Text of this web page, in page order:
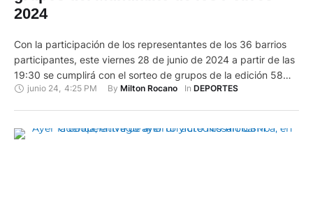
2024
Con la participación de los representantes de los 36 barrios
participantes, este viernes 28 de junio de 2024 a partir de las
19:30 se cumplirá con el sorteo de grupos de la edición 58
del Mundialito de los Pobres 2024. La cita para conocer a los
junio 24 4:25 PM By Milton Rocano In DEPORTES